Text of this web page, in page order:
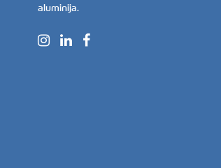
aluminija.